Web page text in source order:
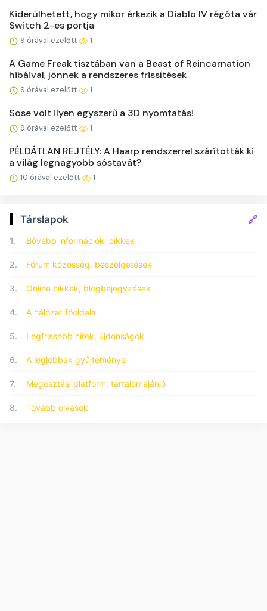
Kiderülhetett, hogy mikor érkezik a Diablo IV régóta vár
Switch 2-es portja
9 órával ezelőtt 1
A Game Freak tisztában van a Beast of Reincarnation
hibáival, jönnek a rendszeres frissítések
9 órával ezelőtt 1
Sose volt ilyen egyszerű a 3D nyomtatás!
9 órával ezelőtt 1
PÉLDÁTLAN REJTÉLY: A Haarp rendszerrel szárították ki
a világ legnagyobb sóstavát?
10 órával ezelőtt 1
Társlapok 🔗
1. Bővebb információk, cikkek
2. Fórum közösség, beszélgetések
3. Online cikkek, blogbejegyzések
4. A hálózat főoldala
5. Legfrissebb hírek, újdonságok
6. A legjobbak gyűjteménye
7. Megosztási platform, tartalomajánló
8. Tovább olvasok